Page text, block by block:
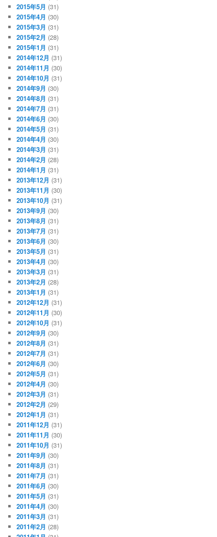
2015年5月 (31)
2015年4月 (30)
2015年3月 (31)
2015年2月 (28)
2015年1月 (31)
2014年12月 (31)
2014年11月 (30)
2014年10月 (31)
2014年9月 (30)
2014年8月 (31)
2014年7月 (31)
2014年6月 (30)
2014年5月 (31)
2014年4月 (30)
2014年3月 (31)
2014年2月 (28)
2014年1月 (31)
2013年12月 (31)
2013年11月 (30)
2013年10月 (31)
2013年9月 (30)
2013年8月 (31)
2013年7月 (31)
2013年6月 (30)
2013年5月 (31)
2013年4月 (30)
2013年3月 (31)
2013年2月 (28)
2013年1月 (31)
2012年12月 (31)
2012年11月 (30)
2012年10月 (31)
2012年9月 (30)
2012年8月 (31)
2012年7月 (31)
2012年6月 (30)
2012年5月 (31)
2012年4月 (30)
2012年3月 (31)
2012年2月 (29)
2012年1月 (31)
2011年12月 (31)
2011年11月 (30)
2011年10月 (31)
2011年9月 (30)
2011年8月 (31)
2011年7月 (31)
2011年6月 (30)
2011年5月 (31)
2011年4月 (30)
2011年3月 (31)
2011年2月 (28)